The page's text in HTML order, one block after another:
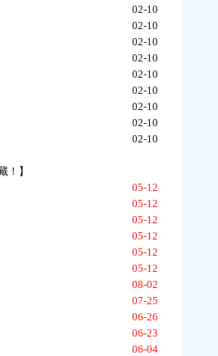
02-10
02-10
02-10
02-10
02-10
02-10
02-10
02-10
02-10
！】
05-12
05-12
05-12
05-12
05-12
05-12
08-02
07-25
06-26
06-23
06-04